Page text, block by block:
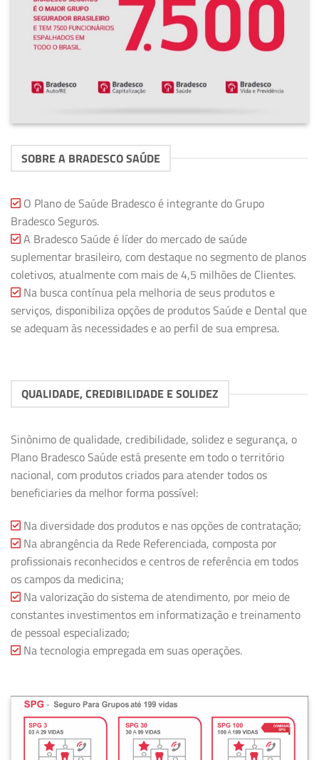
SOBRE A BRADESCO SAÚDE
O Plano de Saúde Bradesco é integrante do Grupo
Bradesco Seguros.
A Bradesco Saúde é líder do mercado de saúde
suplementar brasileiro, com destaque no segmento de planos
coletivos, atualmente com mais de 4,5 milhões de Clientes.
Na busca contínua pela melhoria de seus produtos e
serviços, disponibiliza opções de produtos Saúde e Dental que
se adequam às necessidades e ao perfil de sua empresa.
QUALIDADE, CREDIBILIDADE E SOLIDEZ
Sinônimo de qualidade, credibilidade, solidez e segurança, o
Plano Bradesco Saúde está presente em todo o território
nacional, com produtos criados para atender todos os
beneficiaries da melhor forma possível:
Na diversidade dos produtos e nas opções de contratação;
Na abrangência da Rede Referenciada, composta por
profissionais reconhecidos e centros de referência em todos
os campos da medicina;
Na valorização do sistema de atendimento, por meio de
constantes investimentos em informatização e treinamento
de pessoal especializado;
Na tecnologia empregada em suas operações.